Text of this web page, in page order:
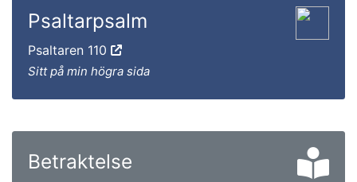
Psaltarpsalm
Psaltaren 110
Sitt på min högra sida
Betraktelse